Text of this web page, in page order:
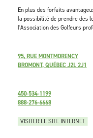
95, RUE MONTMORENCY
BROMONT, QUÉBEC J2L 2J1
450-534-1199
888-276-6668
VISITER LE SITE INTERNET
En plus des forfaits
la possibilité de prendre des
l’Association des Golfeurs